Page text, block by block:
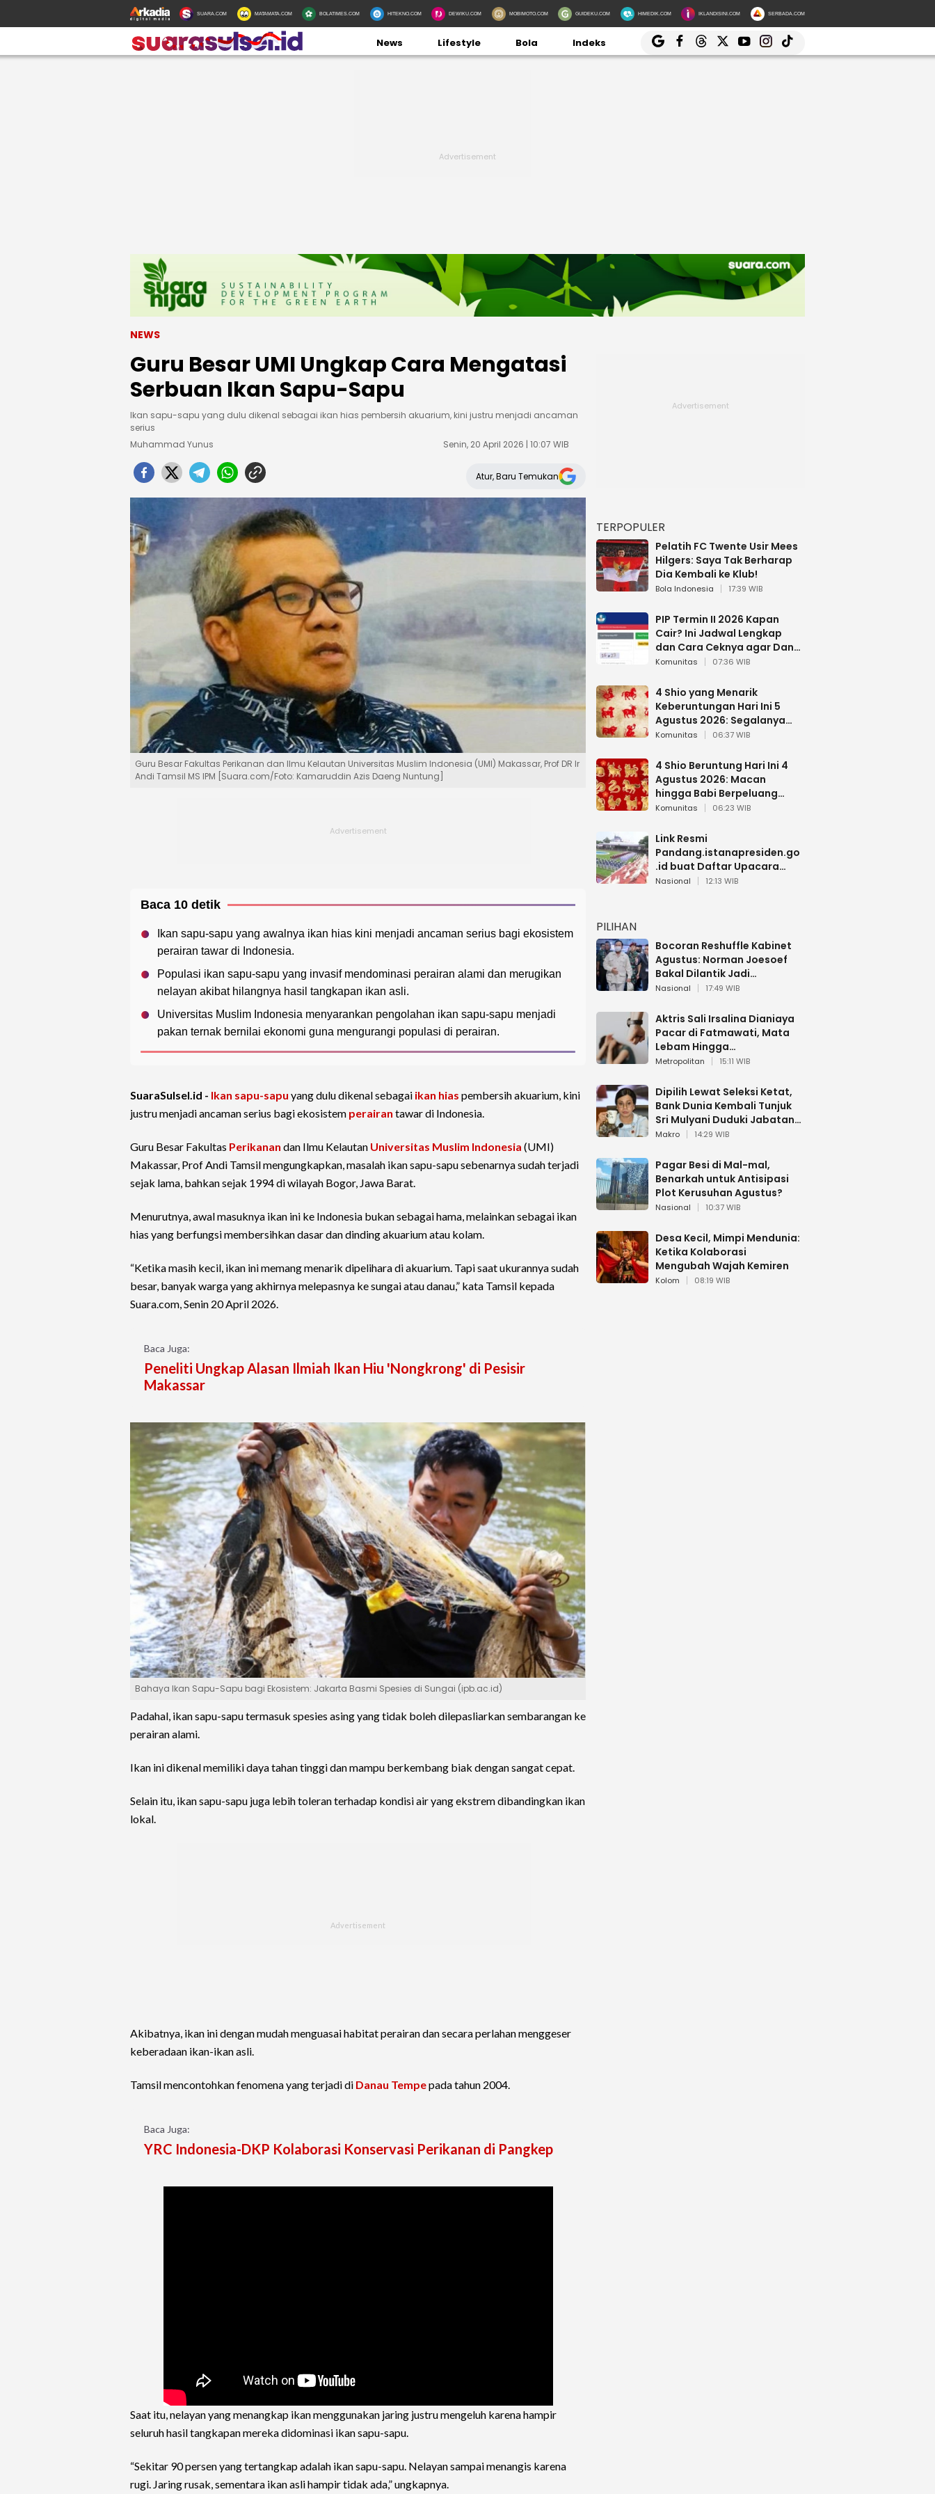
SUARA.COM MATAMATA.COM BOLATIMES.COM HITEKNO.COM DEWIKU.COM MOBIMOTO.COM GUIDEKU.COM HIMEDIK.COM IKLANDISINI.COM SERBADA.COM
News Lifestyle Bola Indeks
NEWS
Guru Besar UMI Ungkap Cara Mengatasi
Serbuan Ikan Sapu-Sapu
Ikan sapu-sapu yang dulu dikenal sebagai ikan hias pembersih akuarium, kini justru menjadi ancaman
serius
Muhammad Yunus
Senin, 20 April 2026 | 10:07 WIB
Atur, Baru Temukan
Guru Besar Fakultas Perikanan dan Ilmu Kelautan Universitas Muslim Indonesia (UMI) Makassar, Prof DR Ir
Andi Tamsil MS IPM [Suara.com/Foto: Kamaruddin Azis Daeng Nuntung]
Baca 10 detik
Ikan sapu-sapu yang awalnya ikan hias kini menjadi ancaman serius bagi ekosistem
perairan tawar di Indonesia.
Populasi ikan sapu-sapu yang invasif mendominasi perairan alami dan merugikan
nelayan akibat hilangnya hasil tangkapan ikan asli.
Universitas Muslim Indonesia menyarankan pengolahan ikan sapu-sapu menjadi
pakan ternak bernilai ekonomi guna mengurangi populasi di perairan.
SuaraSulsel.id - Ikan sapu-sapu yang dulu dikenal sebagai ikan hias pembersih akuarium, kini
justru menjadi ancaman serius bagi ekosistem perairan tawar di Indonesia.
Guru Besar Fakultas Perikanan dan Ilmu Kelautan Universitas Muslim Indonesia (UMI)
Makassar, Prof Andi Tamsil mengungkapkan, masalah ikan sapu-sapu sebenarnya sudah terjadi
sejak lama, bahkan sejak 1994 di wilayah Bogor, Jawa Barat.
Menurutnya, awal masuknya ikan ini ke Indonesia bukan sebagai hama, melainkan sebagai ikan
hias yang berfungsi membersihkan dasar dan dinding akuarium atau kolam.
“Ketika masih kecil, ikan ini memang menarik dipelihara di akuarium. Tapi saat ukurannya sudah
besar, banyak warga yang akhirnya melepasnya ke sungai atau danau,” kata Tamsil kepada
Suara.com, Senin 20 April 2026.
Baca Juga:
Peneliti Ungkap Alasan Ilmiah Ikan Hiu 'Nongkrong' di Pesisir
Makassar
Bahaya Ikan Sapu-Sapu bagi Ekosistem: Jakarta Basmi Spesies di Sungai (ipb.ac.id)
Padahal, ikan sapu-sapu termasuk spesies asing yang tidak boleh dilepasliarkan sembarangan ke
perairan alami.
Ikan ini dikenal memiliki daya tahan tinggi dan mampu berkembang biak dengan sangat cepat.
Selain itu, ikan sapu-sapu juga lebih toleran terhadap kondisi air yang ekstrem dibandingkan ikan
lokal.
Akibatnya, ikan ini dengan mudah menguasai habitat perairan dan secara perlahan menggeser
keberadaan ikan-ikan asli.
Tamsil mencontohkan fenomena yang terjadi di Danau Tempepada tahun 2004.
Baca Juga:
YRC Indonesia-DKP Kolaborasi Konservasi Perikanan di Pangkep
Saat itu, nelayan yang menangkap ikan menggunakan jaring justru mengeluh karena hampir
seluruh hasil tangkapan mereka didominasi ikan sapu-sapu.
“Sekitar 90 persen yang tertangkap adalah ikan sapu-sapu. Nelayan sampai menangis karena
rugi. Jaring rusak, sementara ikan asli hampir tidak ada,” ungkapnya.
TERPOPULER
Pelatih FC Twente Usir Mees
Hilgers: Saya Tak Berharap
Dia Kembali ke Klub!
Bola Indonesia 17:39 WIB
PIP Termin II 2026 Kapan
Cair? Ini Jadwal Lengkap
dan Cara Ceknya agar Dana
Tidak Hangus!
Komunitas 07:36 WIB
4 Shio yang Menarik
Keberuntungan Hari Ini 5
Agustus 2026: Segalanya
Berjalan Lancar
Komunitas 06:37 WIB
4 Shio Beruntung Hari Ini 4
Agustus 2026: Macan
hingga Babi Berpeluang
Dapat Kabar Baik
Komunitas 06:23 WIB
Link Resmi
Pandang.istanapresiden.go
.id buat Daftar Upacara
Bendera HUT RI di Istana
Nasional 12:13 WIB
PILIHAN
Bocoran Reshuffle Kabinet
Agustus: Norman Joesoef
Bakal Dilantik Jadi
Wamenhan RI
Nasional 17:49 WIB
Aktris Sali Irsalina Dianiaya
Pacar di Fatmawati, Mata
Lebam Hingga
Diselamatkan Polantas
Metropolitan 15:11 WIB
Dipilih Lewat Seleksi Ketat,
Bank Dunia Kembali Tunjuk
Sri Mulyani Duduki Jabatan
Strategis
Makro 14:29 WIB
Pagar Besi di Mal-mal,
Benarkah untuk Antisipasi
Plot Kerusuhan Agustus?
Nasional 10:37 WIB
Desa Kecil, Mimpi Mendunia:
Ketika Kolaborasi
Mengubah Wajah Kemiren
Kolom 08:19 WIB